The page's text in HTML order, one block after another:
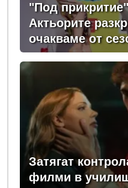
"Под
Актьорите
очакваме от
Затягат
филми в